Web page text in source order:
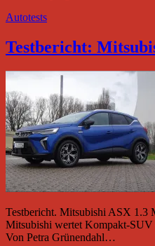
Autotests
Testbericht:
Testbericht. Mitsubishi ASX 1.3
Mitsubishi wertet Kompakt-SUV
Von Petra Grünendahl…